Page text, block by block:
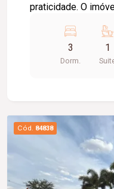
praticidade. O
aconchegante e
sob a pia. Possui
vaga de garagem
3
Dorm.
1
Cód. 84838